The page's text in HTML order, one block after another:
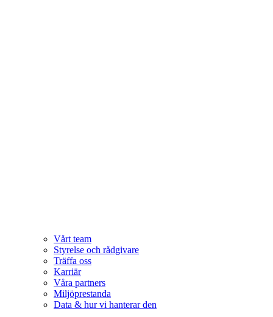
Vårt team
Styrelse och rådgivare
Träffa oss
Karriär
Våra partners
Miljöprestanda
Data & hur vi hanterar den